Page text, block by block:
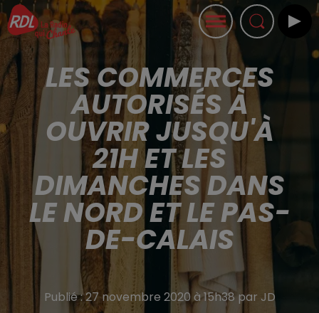
LES COMMERCES
AUTORISÉS À
OUVRIR JUSQU'À
21H ET LES
DIMANCHES DANS
LE NORD ET LE PAS-
DE-CALAIS
Publié : 27 novembre 2020 à 15h38 par JD